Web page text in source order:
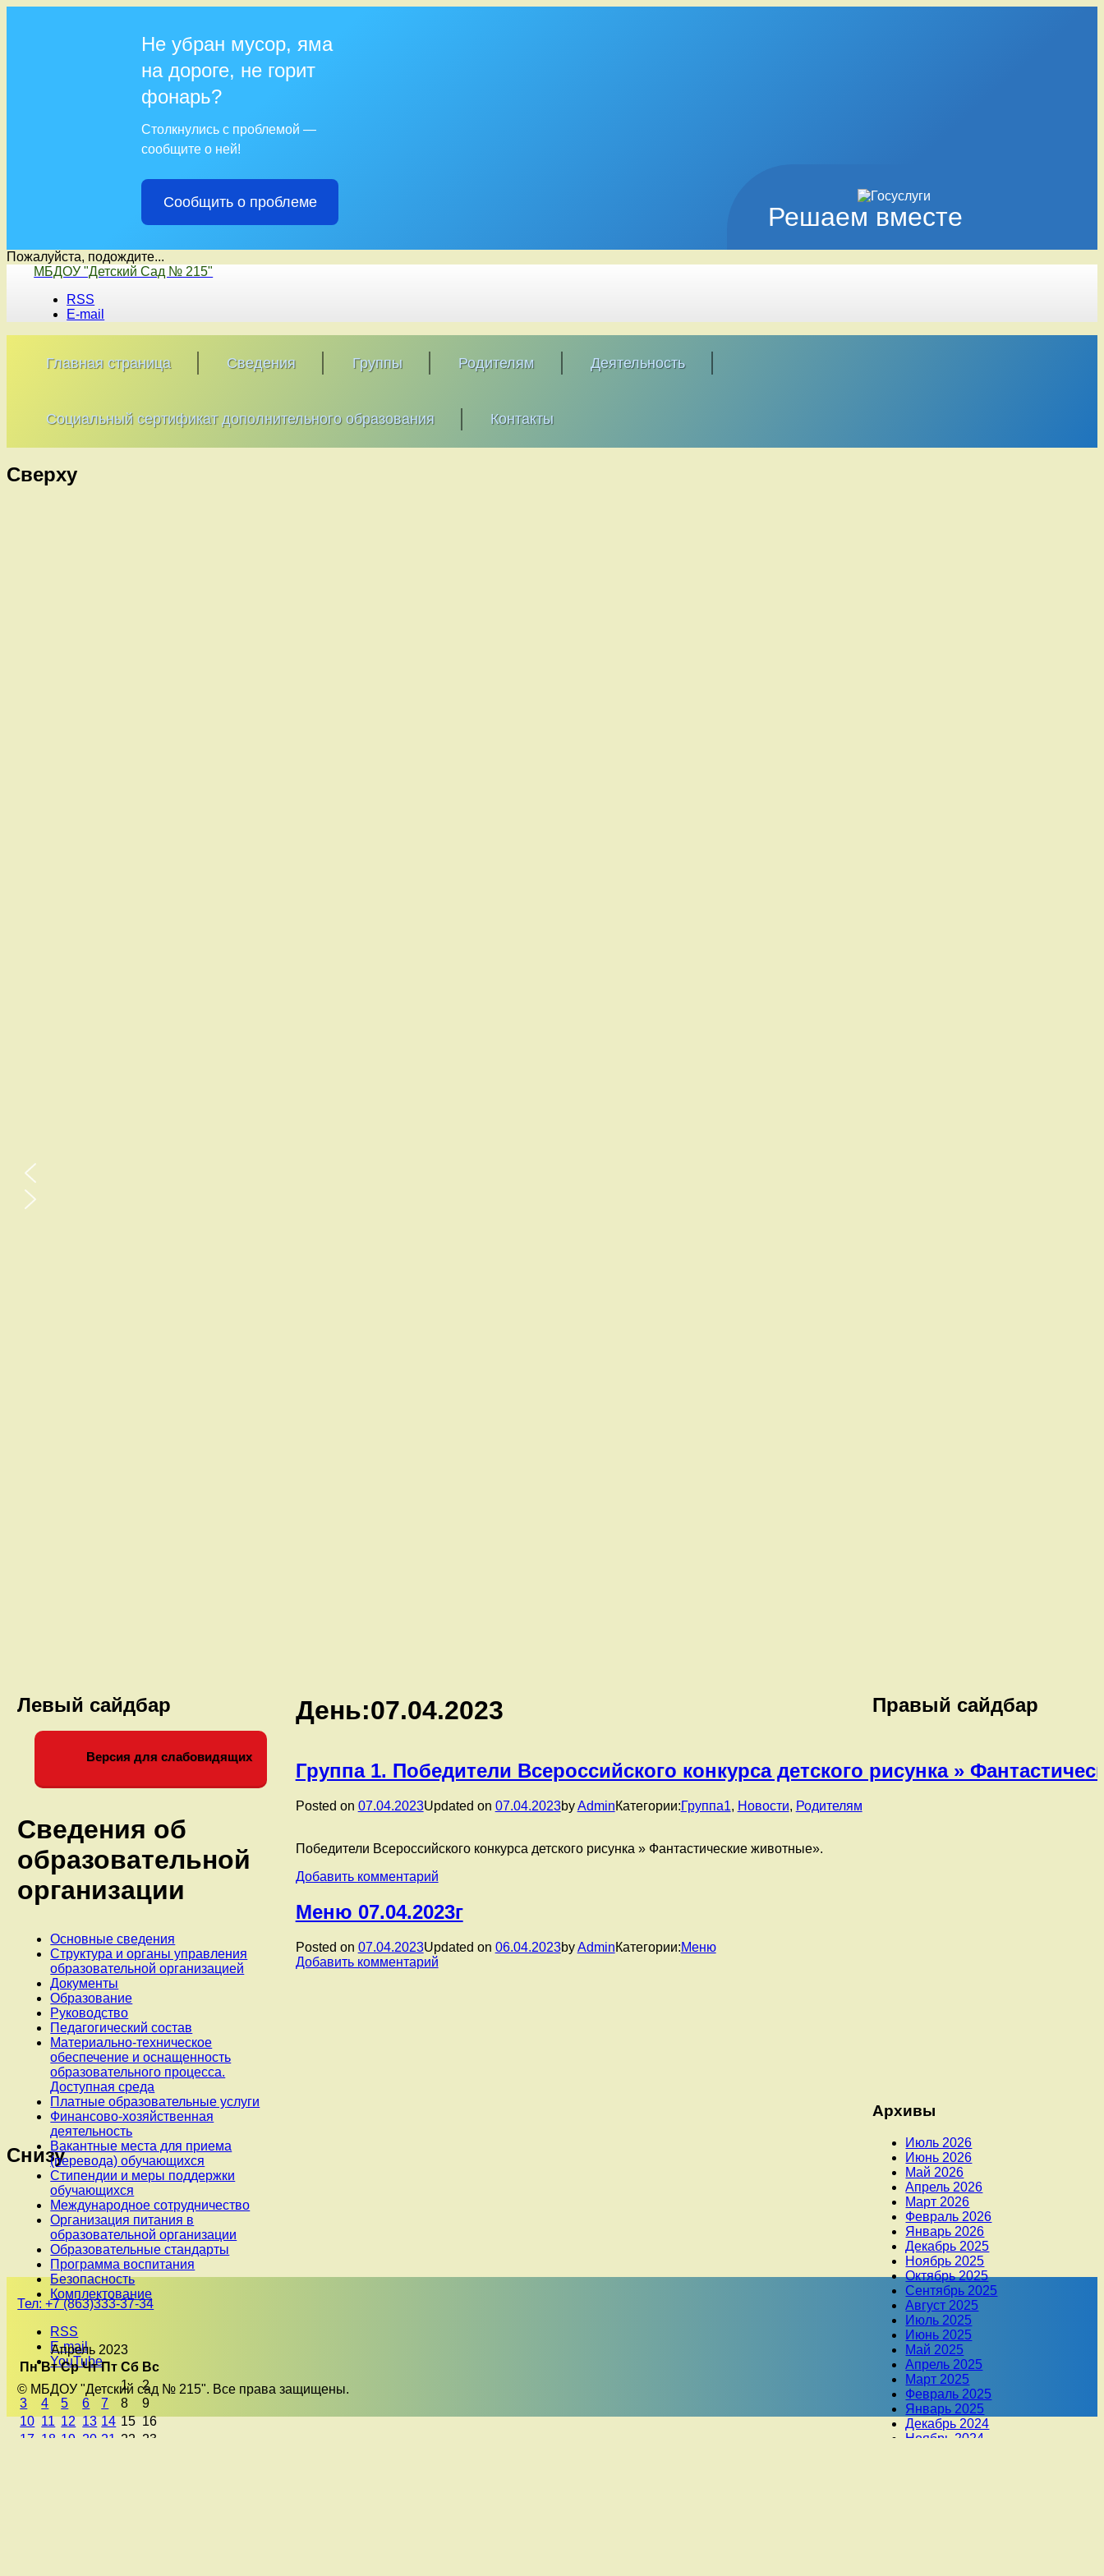
Решаем вместе
Не убран мусор, яма
на дороге, не горит
фонарь?
Столкнулись с проблемой —
сообщите о ней!
Сообщить о проблеме
Пожалуйста, подождите...
Перейти
содержимому
МБДОУ "Детский Сад № 215"
RSS
E-mail
Главная страница Сведения Группы Родителям Деятельность
Социальный сертификат дополнительного образования Контакты
Сверху
День:07.04.2023
Группа 1. Победители Всероссийского конкурса детского рисунка »
Posted on 07.04.2023Updated on 07.04.2023byAdminКатегории:Группа1, Новости, Родителям
Победители Всероссийского конкурса детского рисунка » Фантастические животные».
Добавить комментарийк
Группа
1.
Всероссийского
конкурса
Меню 07.04.2023г
Posted on 07.04.2023Updated on 06.04.2023byAdminКатегории:Меню
Добавить комментарийк
Левый сайдбар
Версия для слабовидящих
Сведения об
образовательной
организации
Основные сведения
Структура и органы управления
образовательной организацией
Документы
Образование
Руководство
Педагогический состав
Материально-техническое
обеспечение и оснащенность
образовательного процесса.
Доступная среда
Платные образовательные услуги
Финансово-хозяйственная
деятельность
Вакантные места для приема
(перевода) обучающихся
Стипендии и меры поддержки
обучающихся
Международное сотрудничество
Организация питания в
образовательной организации
Образовательные стандарты
Программа воспитания
Безопасность
Комплектование
Апрель 2023
Пн Вт Ср Чт Пт Сб Вс
1
2
3
4 5 6 7 8
9
10 11 12 13 14 15 16
17 18 19 20 21 22 23
Правый сайдбар
Архивы
Июль 2026
Июнь 2026
Май 2026
Апрель 2026
Март 2026
Февраль 2026
Январь 2026
Декабрь 2025
Ноябрь 2025
Октябрь 2025
Сентябрь 2025
Август 2025
Июль 2025
Июнь 2025
Май 2025
Апрель 2025
Март 2025
Февраль 2025
Январь 2025
Декабрь 2024
Ноябрь 2024
Снизу
Тел:+7 (863)333-37-34
RSS
E-mail
YouTube
© МБДОУ "Детский сад № 215". Все права защищены.